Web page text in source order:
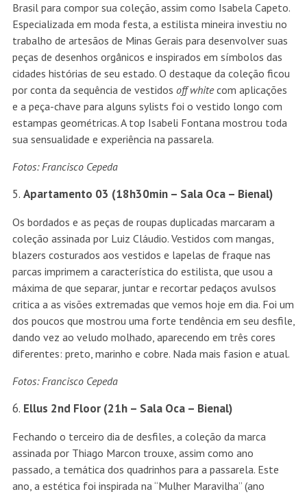
Brasil para compor sua coleção, assim como Isabela Capeto.
Especializada em moda festa, a estilista mineira investiu no
trabalho de artesãos de Minas Gerais para desenvolver suas
peças de desenhos orgânicos e inspirados em símbolos das
cidades histórias de seu estado. O destaque da coleção ficou
por conta da sequência de vestidos off whitecom aplicações
e a peça-chave para alguns sylists foi o vestido longo com
estampas geométricas. A top Isabeli Fontana mostrou toda
sua sensualidade e experiência na passarela.
Fotos: Francisco Cepeda
Apartamento 03 (18h30min – Sala Oca – Bienal)
Os bordados e as peças de roupas duplicadas marcaram a
coleção assinada por Luiz Cláudio. Vestidos com mangas,
blazers costurados aos vestidos e lapelas de fraque nas
parcas imprimem a característica do estilista, que usou a
máxima de que separar, juntar e recortar pedaços avulsos
critica a as visões extremadas que vemos hoje em dia. Foi um
dos poucos que mostrou uma forte tendência em seu desfile,
dando vez ao veludo molhado, aparecendo em três cores
diferentes: preto, marinho e cobre. Nada mais fasion e atual.
Fotos: Francisco Cepeda
Ellus 2nd Floor (21h – Sala Oca – Bienal)
Fechando o terceiro dia de desfiles, a coleção da marca
assinada por Thiago Marcon trouxe, assim como ano
passado, a temática dos quadrinhos para a passarela. Este
ano, a estética foi inspirada na “Mulher Maravilha” (ano